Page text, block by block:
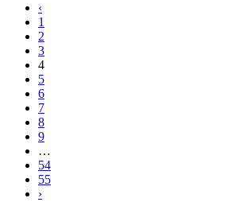
‹
1
2
3
4
5
6
7
8
9
…
54
55
›